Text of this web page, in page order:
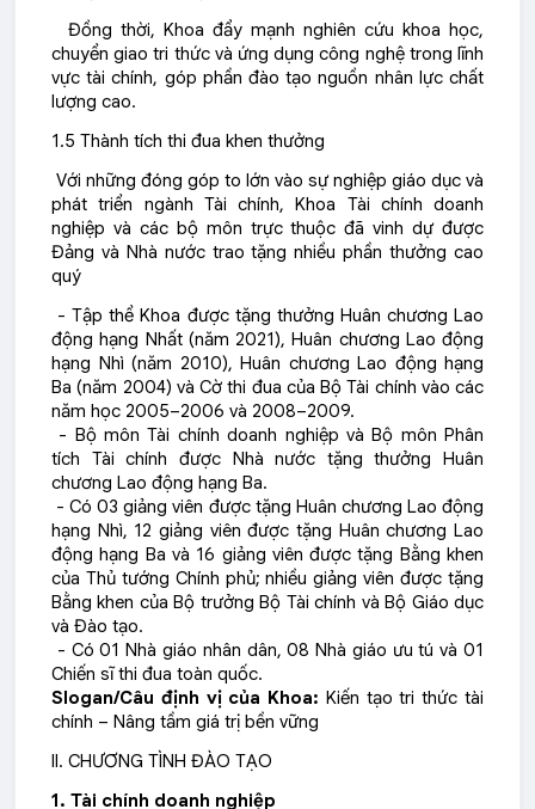
Đồng thời, Khoa đẩy mạnh nghiên cứu khoa học,
chuyển giao tri thức và ứng dụng công nghệ trong lĩnh
vực tài chính, góp phần đào tạo nguồn nhân lực chất
lượng cao.
1.5 Thành tích thi đua khen thưởng
Với những đóng góp to lớn vào sự nghiệp giáo dục và
phát triển ngành Tài chính, Khoa Tài chính doanh
nghiệp và các bộ môn trực thuộc đã vinh dự được
Đảng và Nhà nước trao tặng nhiều phần thưởng cao
quý
- Tập thể Khoa được tặng thưởng Huân chương Lao
động hạng Nhất (năm 2021), Huân chương Lao động
hạng Nhì (năm 2010), Huân chương Lao động hạng
Ba (năm 2004) và Cờ thi đua của Bộ Tài chính vào các
năm học 2005–2006 và 2008–2009.
- Bộ môn Tài chính doanh nghiệp và Bộ môn Phân
tích Tài chính được Nhà nước tặng thưởng
Huân
chương Lao động hạng Ba.
- Có03 giảng viên được tặng Huân chương Lao động
hạng Nhì, 12 giảng viên được tặng Huân chương Lao
động hạng Ba và 16 giảng viên được tặng Bằng khen
của Thủ tướng Chính phủ; nhiều giảng viên được tặng
Bằng khen của Bộ trưởng Bộ Tài chính và Bộ Giáo dục
và Đào tạo.
- Có01 Nhà giáo nhân dân,08 Nhà giáo ưu tú và01
Chiến sĩ thi đua toàn quốc.
Slogan/Câu định vị của Khoa: Kiến tạo tri thức tài
chính – Nâng tầm giá trị bền vững
II. CHƯƠNG TÌNH ĐÀO TẠO
1. Tài chính doanh nghiệp